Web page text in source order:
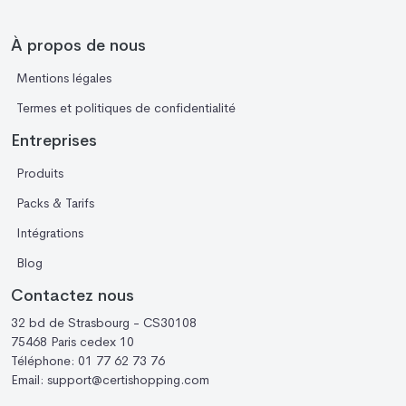
À propos de nous
Mentions légales
Termes et politiques de confidentialité
Entreprises
Produits
Packs & Tarifs
Intégrations
Blog
Contactez nous
32 bd de Strasbourg - CS30108
75468 Paris cedex 10
Téléphone: 01 77 62 73 76
Email: support@certishopping.com